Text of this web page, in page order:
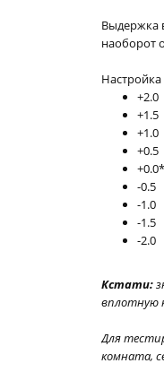
Выдержка
наоборот
Настройка
+2.0
+1.5
+1.0
+0.5
+0.0*
-0.5
-1.0
-1.5
-2.0
Кстати:
вплотную
Для
комната,